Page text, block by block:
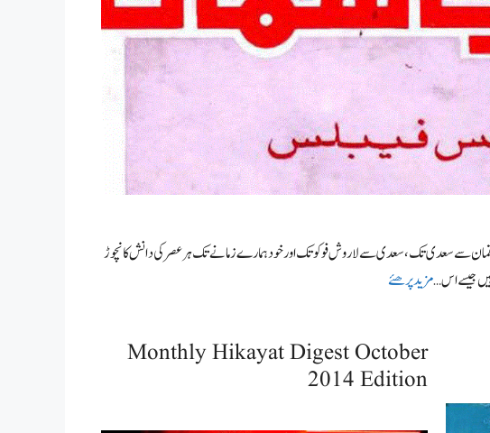
سے سعدی تک ، سعدی سے لاروش فوکو تک اور خود ہمارے زمانے تک ہر عصر کی دانش کا نچوڑ
جیسے اس …مزید پرھئے
Monthly Hikayat Digest October
2014 Edition